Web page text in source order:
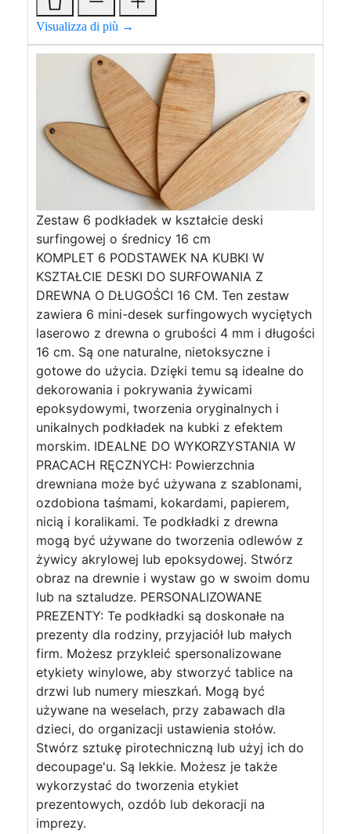
Visualizza di più →
Zestaw 6 podkładek w kształcie deski
surfingowej o średnicy 16 cm
KOMPLET 6 PODSTAWEK NA KUBKI W
KSZTAŁCIE DESKI DO SURFOWANIA Z
DREWNA O DŁUGOŚCI 16 CM. Ten zestaw
zawiera 6 mini-desek surfingowych wyciętych
laserowo z drewna o grubości 4 mm i długości
16 cm. Są one naturalne, nietoksyczne i
gotowe do użycia. Dzięki temu są idealne do
dekorowania i pokrywania żywicami
epoksydowymi, tworzenia oryginalnych i
unikalnych podkładek na kubki z efektem
morskim. IDEALNE DO WYKORZYSTANIA W
PRACACH RĘCZNYCH: Powierzchnia
drewniana może być używana z szablonami,
ozdobiona taśmami, kokardami, papierem,
nicią i koralikami. Te podkładki z drewna
mogą być używane do tworzenia odlewów z
żywicy akrylowej lub epoksydowej. Stwórz
obraz na drewnie i wystaw go w swoim domu
lub na sztaludze. PERSONALIZOWANE
PREZENTY: Te podkładki są doskonałe na
prezenty dla rodziny, przyjaciół lub małych
firm. Możesz przykleić spersonalizowane
etykiety winylowe, aby stworzyć tablice na
drzwi lub numery mieszkań. Mogą być
używane na weselach, przy zabawach dla
dzieci, do organizacji ustawienia stołów.
Stwórz sztukę pirotechniczną lub użyj ich do
decoupage'u. Są lekkie. Możesz je także
wykorzystać do tworzenia etykiet
prezentowych, ozdób lub dekoracji na
imprezy.